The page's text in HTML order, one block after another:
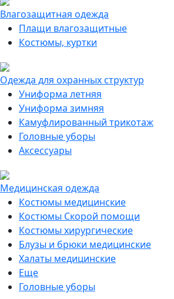
Влагозащитная одежда
Плащи влагозащитные
Костюмы, куртки
Одежда для охранных структур
Униформа летняя
Униформа зимняя
Камуфлированный трикотаж
Головные уборы
Аксессуары
Медицинская одежда
Костюмы медицинские
Костюмы Скорой помощи
Костюмы хирургические
Блузы и брюки медицинские
Халаты медицинские
Еще
Головные уборы